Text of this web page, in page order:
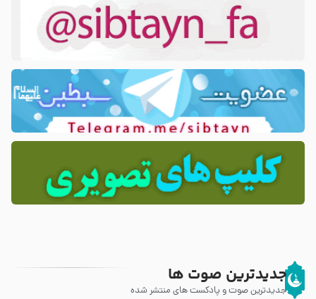
جدیدترین صوت ها
جدیدترین صوت و پادکست های منتشر شده